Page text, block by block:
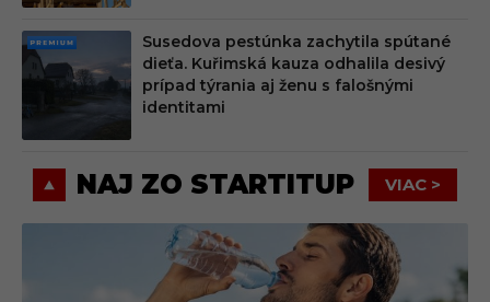
PRE
MIU
Susedova pestúnka zachytila spútané
dieťa. Kuřimská kauza odhalila desivý
prípad týrania aj ženu s falošnými
identitami
NAJ ZO STARTITUP VIAC >